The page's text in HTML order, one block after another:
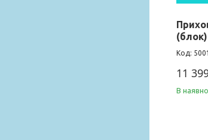
(блок)
11
В